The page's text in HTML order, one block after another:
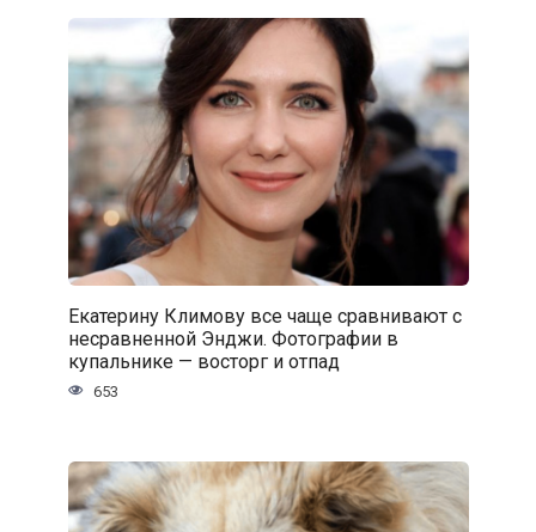
Екатерину Климову все чаще сравнивают с
несравненной Энджи. Фотографии в
купальнике — восторг и отпад
653